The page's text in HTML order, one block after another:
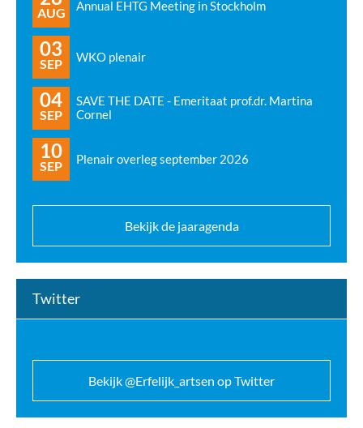
AUG Annual EHTG Meeting in Stockholm
03
SEP WKO plenair
04
SEP
SAVE THE DATE - Emeritaat prof.dr. Martina
Cornel
10
SEP Plenair overleg september 2026
Bekijk de jaaragenda
Twitter
Bekijk @Erfelijk_artsen op Twitter